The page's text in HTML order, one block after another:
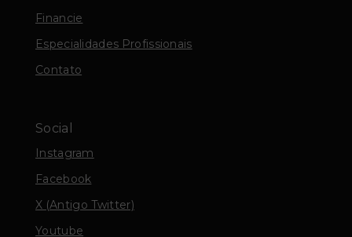
Financie
Especialidades Profissionais
Contato
Social
Instagram
Facebook
X (Antigo Twitter)
Youtube